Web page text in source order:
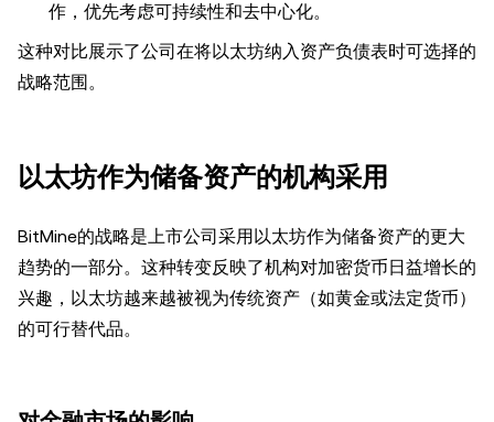
作，优先考虑可持续性和去中心化。
这种对比展示了公司在将以太坊纳入资产负债表时可选择的
战略范围。
以太坊作为储备资产的机构采用
BitMine的战略是上市公司采用以太坊作为储备资产的更大
趋势的一部分。这种转变反映了机构对加密货币日益增长的
兴趣，以太坊越来越被视为传统资产（如黄金或法定货币）
的可行替代品。